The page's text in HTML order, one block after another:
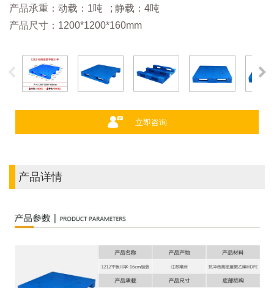
产品承重：动载：1吨 ; 静载：4吨
产品尺寸：1200*1200*160mm
立即咨询
产品详情